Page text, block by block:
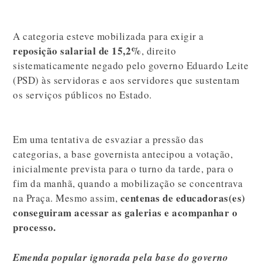
A categoria esteve mobilizada para exigir a
reposição salarial de 15,2%, direito
sistematicamente negado pelo governo Eduardo Leite
(PSD) às servidoras e aos servidores que sustentam
os serviços públicos no Estado.
Em uma tentativa de esvaziar a pressão das
categorias, a base governista antecipou a votação,
inicialmente prevista para o turno da tarde, para o
fim da manhã, quando a mobilização se concentrava
na Praça. Mesmo assim, centenas de educadoras(es)
conseguiram acessar as galerias e acompanhar o
processo.
Emenda popular ignorada pela base do governo